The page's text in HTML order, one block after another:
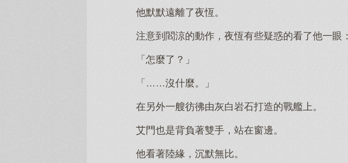
他默默遠離了夜恆。
注意到閻涼的動作，夜恆有些疑惑的看了他一眼：
「怎麼了？」
「……沒什麼。」
在另外一艘彷彿由灰白岩石打造的戰艦上。
艾門也是背負著雙手，站在窗邊。
他看著陸緣，沉默無比。